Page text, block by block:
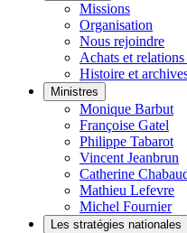
Missions
Organisation
Nous rejoindre
Achats et
Histoire et
Ministres
Monique Barbut
Françoise Gatel
Philippe Tabarot
Vincent Jeanbrun
Catherine
Mathieu Lefevre
Michel Fournier
Les stratégies nationales